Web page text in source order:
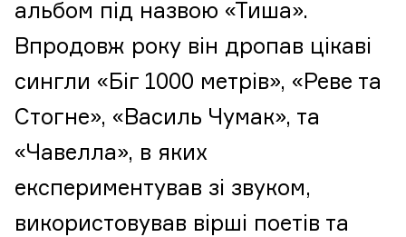
альбом під назвою «Тиша».
Впродовж року він дропав цікаві
сингли «Біг 1000 метрів», «Реве та
Стогне», «Василь Чумак», та
«Чавелла», в яких
експериментував зі звуком,
використовував вірші поетів та